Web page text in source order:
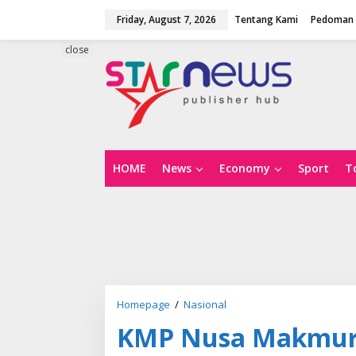
Friday, August 7, 2026 Tentang Kami Pedoman
HOME News Economy Sport
close
Homepage / Nasional
P
N
KMP Nusa